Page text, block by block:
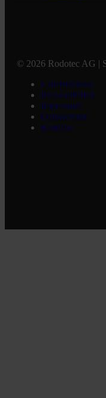
© 2026 Rodotec AG |
Unternehmen
ISO-Zertifikat
Impressum
Datenschutz
Kontakt